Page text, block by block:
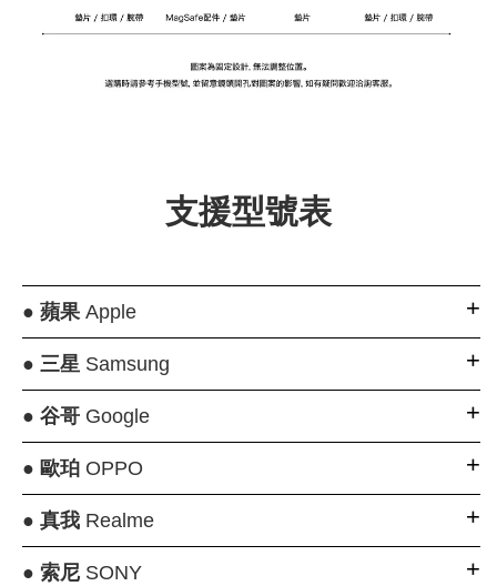
支援型號表
● 蘋果Apple
● 三星Samsung
● 谷哥Google
● 歐珀OPPO
● 真我Realme
● 索尼SONY